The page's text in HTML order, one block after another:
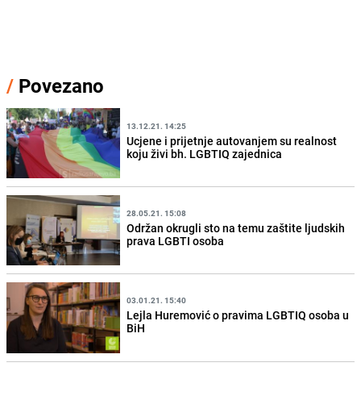
/ Povezano
13.12.21. 14:25
Ucjene i prijetnje autovanjem su realnost
koju živi bh. LGBTIQ zajednica
28.05.21. 15:08
Održan okrugli sto na temu zaštite ljudskih
prava LGBTI osoba
03.01.21. 15:40
Lejla Huremović o pravima LGBTIQ osoba u
BiH